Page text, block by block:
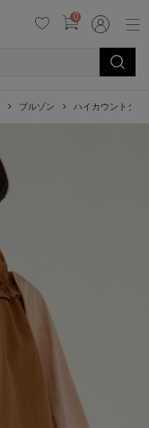
0
ブルゾン ハイカウントタフ